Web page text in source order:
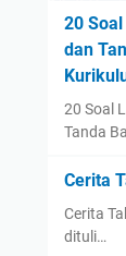
20
dan
20 Soal
Tanda
Cerita
Cerita
dituli…